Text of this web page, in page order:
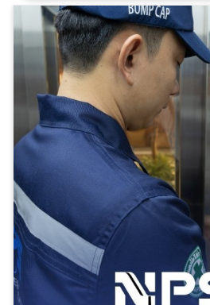
หายที่มองไม่เห็น ซึ่งอาจส่งผลต่อ
งาน การตรวจสอบลิฟต์โดยละเอีย
ป้องกันอุบัติเหตุและรักษาความปลอ
ประกอบหลักที่ควรตรวจสอบหลังแผ่นดินไ
ของลิฟต์: ตรวจสอบว่ามีรอยร้าวห
โครงสร้างหลักของลิฟต์หรือไม่
มั่นคงและการทำงานของลิฟต์​ ระบบรางและสายเคเบิล:
ตรวจสอบความเสียหายหรือการเ
สายเคเบิล เพื่อให้แน่ใจว่าลิฟต์สา
ราบรื่นและปลอดภัย​ ระบบไฟฟ้าและควบคุม: ตรวจสอบการ
ทำงานของระบบไฟฟ้า แผงควบคุม
ยังทำงานได้ถูกต้องหรือไม่ เพื่อป้
พลาดที่อาจเกิดขึ้น​ ประตูและระบบล็อค: ตรวจสอบว่าประตู
เปิด-ปิดได้อย่างราบรื่น และระบบ
ต้อง เพื่อป้องกันการติดขัดหรือก